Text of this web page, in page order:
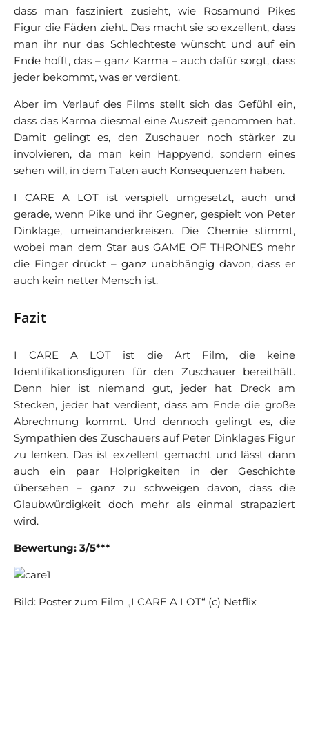
dass man fasziniert zusieht, wie Rosamund Pikes
Figur die Fäden zieht. Das macht sie so exzellent, dass
man ihr nur das Schlechteste wünscht und auf ein
Ende hofft, das – ganz Karma – auch dafür sorgt, dass
jeder bekommt, was er verdient.
Aber im Verlauf des Films stellt sich das Gefühl ein,
dass das Karma diesmal eine Auszeit genommen hat.
Damit gelingt es, den Zuschauer noch stärker zu
involvieren, da man kein Happyend, sondern eines
sehen will, in dem Taten auch Konsequenzen haben.
I CARE A LOT ist verspielt umgesetzt, auch und
gerade, wenn Pike und ihr Gegner, gespielt von Peter
Dinklage, umeinanderkreisen. Die Chemie stimmt,
wobei man dem Star aus GAME OF THRONES mehr
die Finger drückt – ganz unabhängig davon, dass er
auch kein netter Mensch ist.
Fazit
I CARE A LOT ist die Art Film, die keine
Identifikationsfiguren für den Zuschauer bereithält.
Denn hier ist niemand gut, jeder hat Dreck am
Stecken, jeder hat verdient, dass am Ende die große
Abrechnung kommt. Und dennoch gelingt es, die
Sympathien des Zuschauers auf Peter Dinklages Figur
zu lenken. Das ist exzellent gemacht und lässt dann
auch ein paar Holprigkeiten in der Geschichte
übersehen – ganz zu schweigen davon, dass die
Glaubwürdigkeit doch mehr als einmal strapaziert
wird.
Bewertung: 3/5***
Bild: Poster zum Film „I CARE A LOT“ (c) Netflix